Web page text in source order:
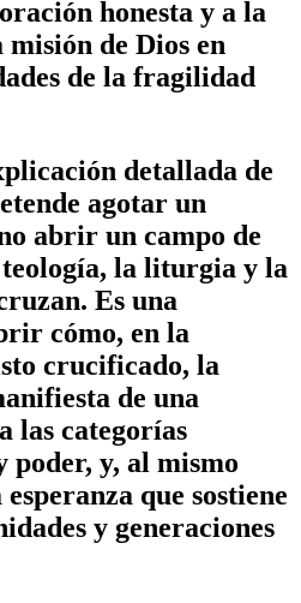
honesta y a la
de Dios en
de la fragilidad
detallada de
agotar un
abrir un campo de
la liturgia y la
Es una
cómo, en la
crucificado, la
de una
las categorías
poder, y, al mismo
que sostiene
y generaciones